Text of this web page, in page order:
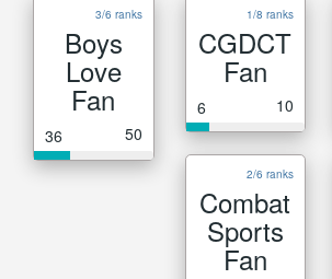
3/6 ranks
Boys
Love
Fan
36 50
1/8 ranks
CGDCT
Fan
6 10
2/6 ranks
Combat
Sports
Fan